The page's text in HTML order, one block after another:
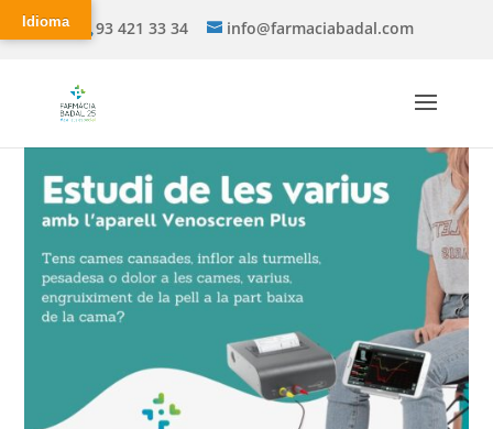
93 421 33 34 info@farmaciabadal.com
Idioma